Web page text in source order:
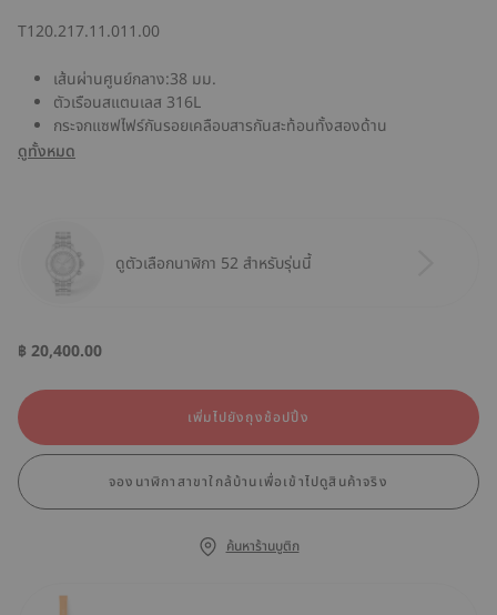
T120.217.11.011.00
เส้นผ่านศูนย์กลาง:38 มม.
ตัวเรือนสแตนเลส 316L
กระจกแซฟไฟร์กันรอยเคลือบสารกันสะท้อนทั้งสองด้าน
ดูทั้งหมด
ดูตัวเลือกนาฬิกา 52 สำหรับรุ่นนี้
฿ 20,400.00
เพิ่มไปยังถุงช้อปปิ้ง
จองนาฬิกาสาขาใกล้บ้านเพื่อเข้าไปดูสินค้าจริง
ค้นหาร้านบูติก